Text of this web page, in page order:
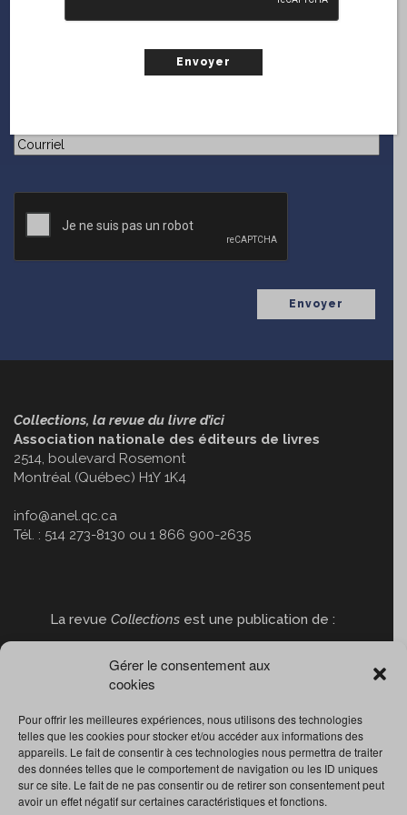
Gérer le consentement aux
cookies
Pour offrir les meilleures expériences, nous utilisons des technologies
telles que les cookies pour stocker et/ou accéder aux informations des
appareils. Le fait de consentir à ces technologies nous permettra de traiter
des données telles que le comportement de navigation ou les ID uniques
sur ce site. Le fait de ne pas consentir ou de retirer son consentement peut
avoir un effet négatif sur certaines caractéristiques et fonctions.
ABONNEZ-VOUS
GRATUITEMENT!
Courriel(Nécessaire)
Collections, la revue du livre d’ici
Association nationale des éditeurs de livres
2514, boulevard Rosemont
Montréal (Québec) H1Y 1K4
info@anel.qc.ca
Tél. : 514 273-8130 ou 1 866 900-2635
La revue Collections est une publication de :